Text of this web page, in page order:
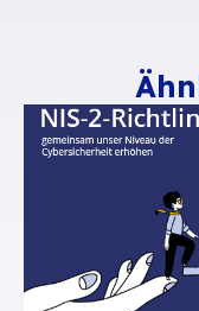
BlueMind-
Sie Ihre